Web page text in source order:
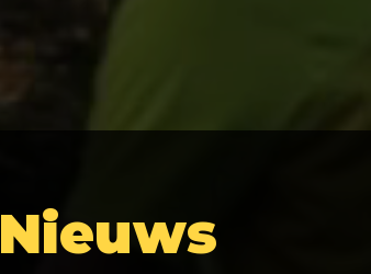
Nieuws